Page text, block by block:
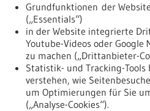
Nach oben
Grundfunktionen der
(„Essentials“)
in der Website integrierte
Youtube-Videos oder
zu machen („Drittanbieter-
Statistik- und Tracking-
verstehen, wie
um Optimierungen für Sie
(„Analyse-Cookies“).